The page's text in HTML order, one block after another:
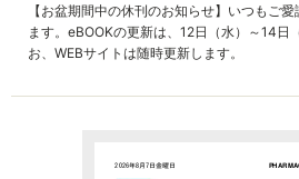
【お盆期間中の休刊のお知らせ】いつもご
ます。eBOOKの更新は、12日（水）～14日
お、WEBサイトは随時更新します。